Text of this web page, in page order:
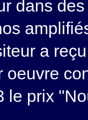
dans
a
oeuvre
le prix